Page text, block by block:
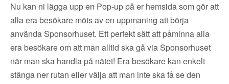
Nu kan ni lägga upp en Pop-up på er hemsida som gör att
alla era besökare möts av en uppmaning att börja
använda Sponsorhuset. Ett perfekt sätt att påminna alla
era besökare om att man alltid ska gå via Sponsorhuset
när man ska handla på nätet! Era besökare kan enkelt
stänga ner rutan eller välja att man inte ska få se den